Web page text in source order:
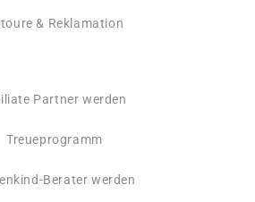
& Reklamation
Partner werden
Treueprogramm
Berater werden